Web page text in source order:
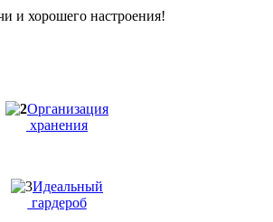
и хорошего настроения!
Организация
хранения
Идеальный
гардероб